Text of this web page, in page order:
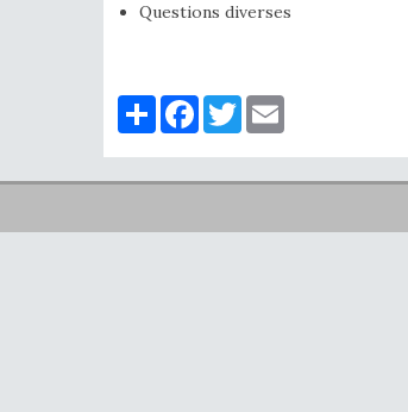
Questions diverses
PartagerFacebook
Twitter